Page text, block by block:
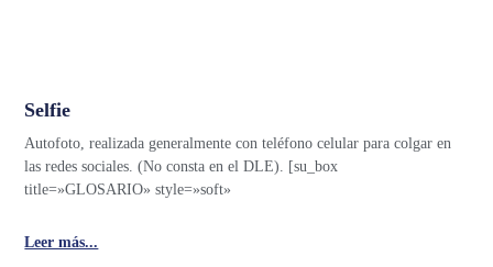
Selfie
Autofoto, realizada generalmente con teléfono celular para colgar en
las redes sociales. (No consta en el DLE). [su_box
title=»GLOSARIO» style=»soft»
Leer más...